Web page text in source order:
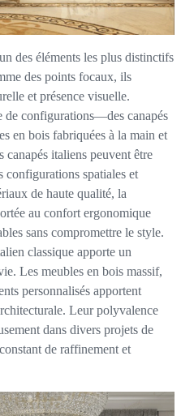
des éléments les plus distinctifs
des points focaux, ils
et présence visuelle.
de configurations—des canapés
en bois fabriquées à la main et
italiens peuvent être
configurations spatiales et
de haute qualité, la
au confort ergonomique
sans compromettre le style.
classique apporte un
Les meubles en bois massif,
personnalisés apportent
Leur polyvalence
dans divers projets de
de raffinement et